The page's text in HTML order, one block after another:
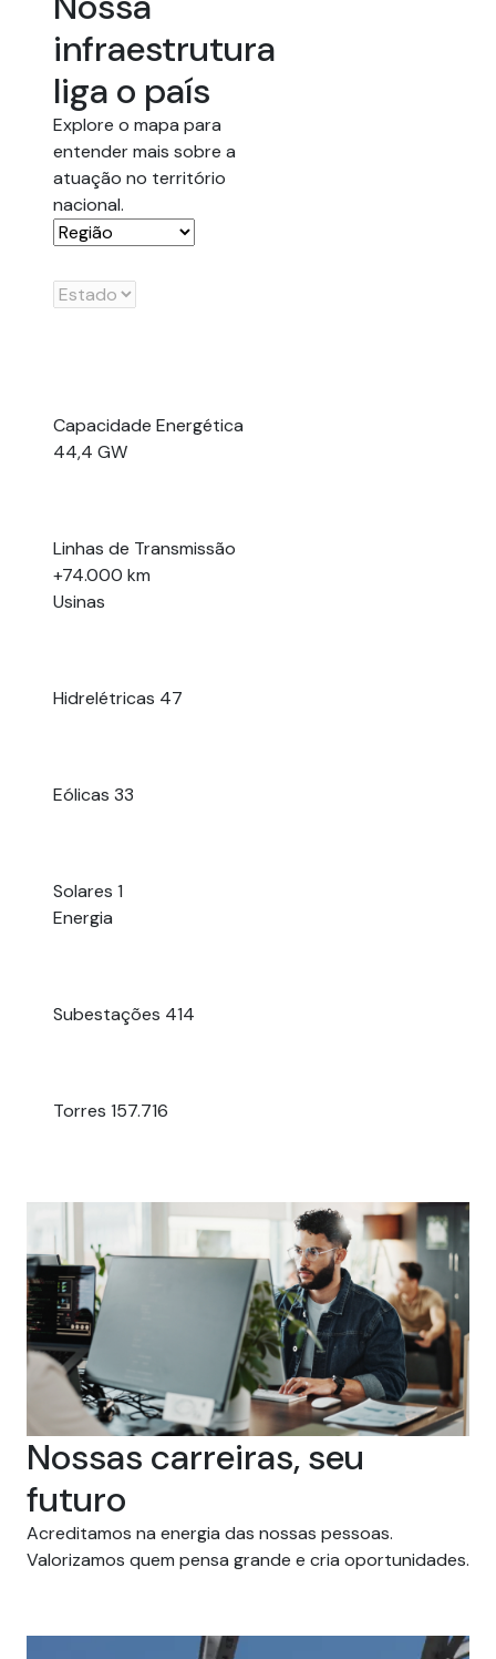
infraestrutura
liga o país
Explore o mapa para
entender mais sobre a
atuação no território
nacional.
Capacidade Energética
44,4 GW
Linhas de Transmissão
+74.000 km
Usinas
Hidrelétricas 47
Eólicas 33
Solares 1
Energia
Subestações 414
Torres 157.716
Nossas carreiras, seu
futuro
Acreditamos na energia das nossas pessoas.
Valorizamos quem pensa grande e cria oportunidades.